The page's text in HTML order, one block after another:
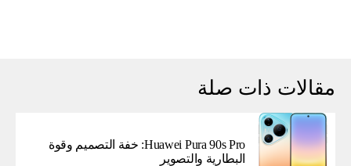
مقالات ذات صلة
Huawei Pura 90s Pro: خفة التصميم وقوة
البطارية والتصوير